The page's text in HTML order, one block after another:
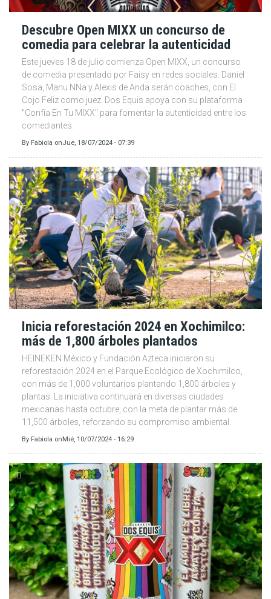
Descubre Open MIXX un concurso de
comedia para celebrar la autenticidad
Este jueves 18 de julio comienza Open MIXX, un concurso
de comedia presentado por Faisy en redes sociales. Daniel
Sosa, Manu NNa y Alexis de Anda serán coaches, con El
Cojo Feliz como juez. Dos Equis apoya con su plataforma
"Confía En Tu MIXX" para fomentar la autenticidad entre los
comediantes.
By Fabiola onJue, 18/07/2024 - 07:39
Inicia reforestación 2024 en Xochimilco:
más de 1,800 árboles plantados
HEINEKEN México y Fundación Azteca iniciaron su
reforestación 2024 en el Parque Ecológico de Xochimilco,
con más de 1,000 voluntarios plantando 1,800 árboles y
plantas. La iniciativa continuará en diversas ciudades
mexicanas hasta octubre, con la meta de plantar más de
11,500 árboles, reforzando su compromiso ambiental.
By Fabiola on Mié, 10/07/2024 - 16:29